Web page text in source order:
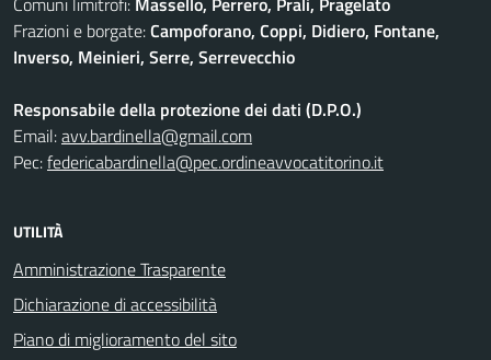
Frazioni e borgate:Campoforano, Coppi, Didiero, Fontane,
Inverso, Meinieri, Serre, Serrevecchio
Responsabile della protezione dei dati (D.P.O.)
Email:avv.bardinella@gmail.com
Pec:federicabardinella@pec.ordineavvocatitorino.it
UTILITÀ
Amministrazione Trasparente
Dichiarazione di accessibilità
Piano di miglioramento del sito